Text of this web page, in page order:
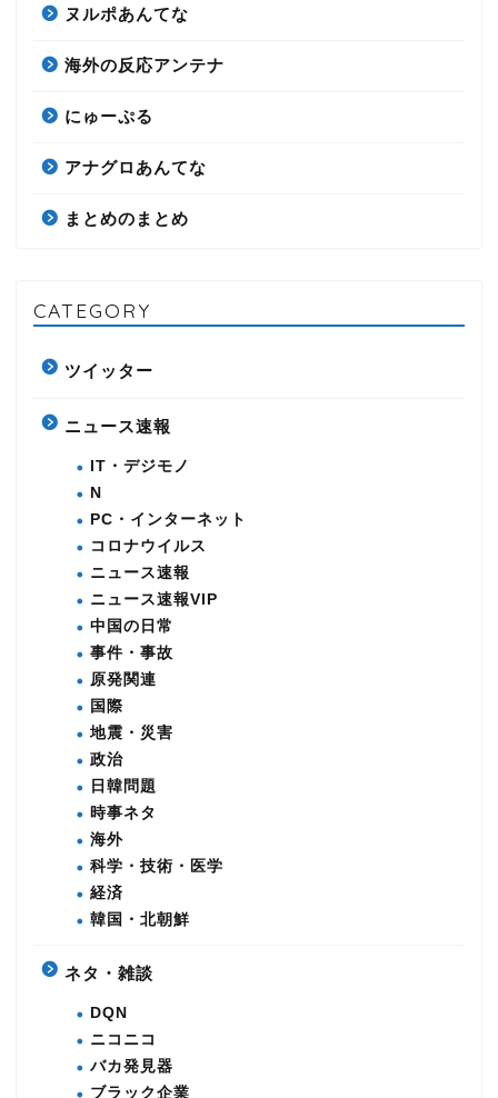
ヌルポあんてな
海外の反応アンテナ
にゅーぷる
アナグロあんてな
まとめのまとめ
CATEGORY
ツイッター
ニュース速報
IT・デジモノ
N
PC・インターネット
コロナウイルス
ニュース速報
ニュース速報VIP
中国の日常
事件・事故
原発関連
国際
地震・災害
政治
日韓問題
時事ネタ
海外
科学・技術・医学
経済
韓国・北朝鮮
ネタ・雑談
DQN
ニコニコ
バカ発見器
ブラック企業